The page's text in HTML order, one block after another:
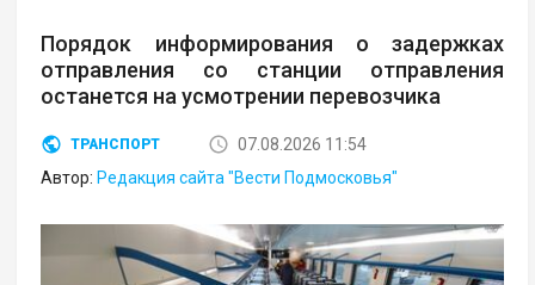
Порядок информирования о задержках
отправления со станции отправления
останется на усмотрении перевозчика
ТРАНСПОРТ
07.08.2026 11:54
Автор: Редакция сайта "Вести Подмосковья"